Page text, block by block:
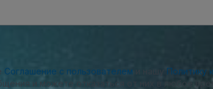
Соглашение с пользователем Политику
и можете отказаться от них в любое